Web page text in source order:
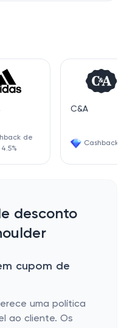
de
C&A
Cashback
desconto
cupom de
uma política
ao cliente. Os